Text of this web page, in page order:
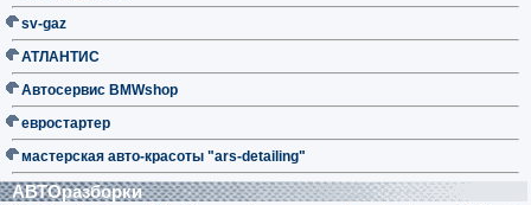
sv-gaz
АТЛАНТИС
Автосервис BMWshop
евростартер
мастерская авто-красоты "ars-detailing"
АВТОразборки